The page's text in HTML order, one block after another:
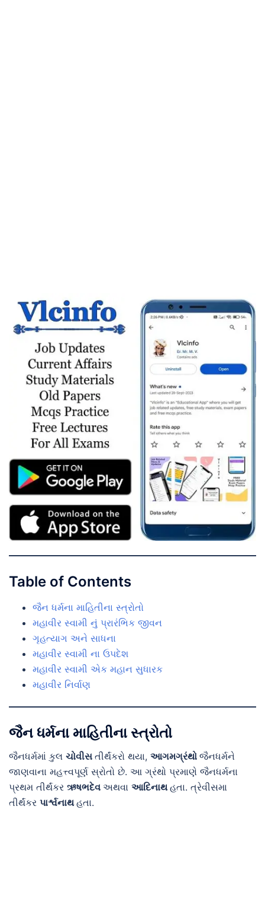
Table of Contents
જૈન ધર્મના માહિતીના સ્ત્રોતો
મહાવીર સ્વામી નું પ્રારંભિક જીવન
ગૃહત્યાગ અને સાધના
મહાવીર સ્વામી ના ઉપદેશ
મહાવીર સ્વામી એક મહાન સુધારક
મહાવીર નિર્વાણ
જૈન ધર્મના માહિતીના સ્ત્રોતો
જૈનધર્મમાં કુલ ચોવીસ તીર્થંકરો થયા, આગમગ્રંથો જૈનધર્મને
જાણવાના મહત્ત્વપૂર્ણ સ્રોતો છે. આ ગ્રંથો પ્રમાણે જૈનધર્મના
પ્રથમ તીર્થંકર ઋષભદેવ અથવા આદિનાથહતા. ત્રેવીસમા
તીર્થંકર પાર્શ્વનાથહતા.